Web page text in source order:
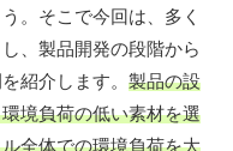
。そこで今回は、多く
、製品開発の段階から
紹介します。 製品の設
境負荷の低い素材を選
全体での環境負荷を大